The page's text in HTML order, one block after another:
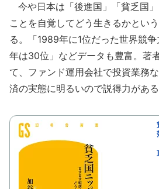
今や日本は「後進国」「貧乏国
ことを自覚してどう生きるかとい
る。「1989年に1位だった世界競
年は30位」などデータも豊富。著
て、ファンド運用会社で投資業務
済の実態に明るいので説得力がある
]